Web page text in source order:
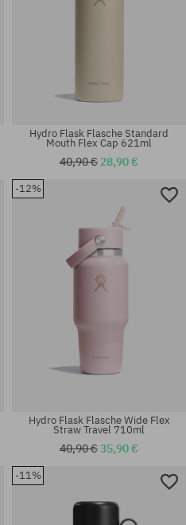
Universalgröße
Hydro Flask Flasche Standard
Mouth Flex Cap 621ml
40,90 € 28,90 €
-12%
Hydro Flask Flasche Wide Flex
Straw Travel 710ml
40,90 €35,90 €
-11%